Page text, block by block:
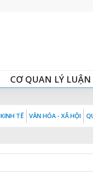
CƠ QUAN LÝ
KINH TẾ VĂN HÓA - XÃ HỘI